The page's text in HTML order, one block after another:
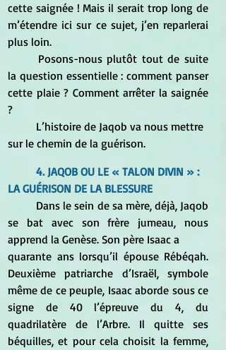
cette saignée ! Mais il serait trop long de
m’étendre ici sur ce sujet, j’en reparlerai
plus loin.
la question essentielle : comment panser
cette plaie ? Comment arrêter la saignée
?
sur le chemin de la guérison.
4. JAQOB OU LE « TALON DIVIN » :
LA GUÉRISON DE LA BLESSURE
se bat avec son frère jumeau, nous
apprend la Genèse. Son père Isaac a
quarante ans lorsqu’il épouse Rébéqah.
Deuxième patriarche d’Israël, symbole
même de ce peuple, Isaac aborde sous ce
signe de 40 l’épreuve du 4, du
quadrilatère de l’Arbre. Il quitte ses
béquilles, et pour cela choisit la femme,